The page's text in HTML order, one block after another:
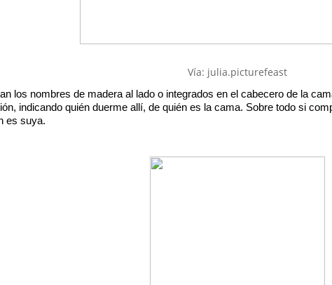
Vía: julia.picturefeast
los nombres de madera al lado o integrados en el cabecero de la
indicando quién duerme allí, de quién es la cama. Sobre todo si
es suya.